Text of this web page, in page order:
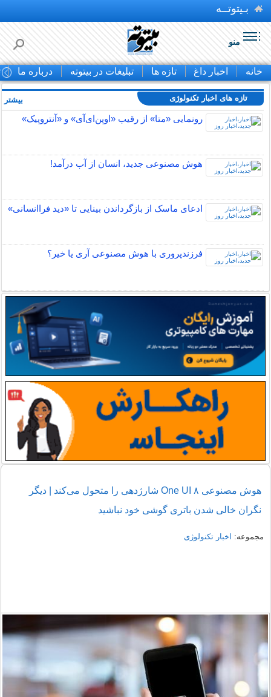
بـیتوتــه
منو
خانه اخبار داغ تازه ها تبلیغات در بیتوته درباره ما
تازه های اخبار تکنولوژی
رونمایی «متا» از رقیب «اوپن‌ای‌آی» و «آنتروپیک»
هوش مصنوعی جدید، انسان از آب درآمد!
ادعای ماسک از بازگرداندن بینایی تا «دید فراانسانی»
فرزندپروری با هوش مصنوعی آری یا خیر؟
بیشتر
هوش مصنوعی One UI ۸ شارژدهی را متحول می‌کند | دیگر
نگران خالی شدن باتری گوشی خود نباشید
مجموعه: اخبار تکنولوژی